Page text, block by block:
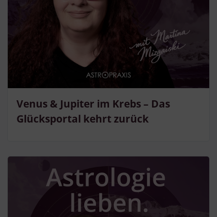
Venus & Jupiter im Krebs – Das
Glücksportal kehrt zurück